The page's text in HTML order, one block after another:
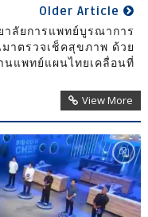
Older Article
ลัยการแพทย์บูรณาการ
าตรวจเช็คสุขภาพ ด้วย
นแพทย์แผนไทยเคลื่อนที่
View More